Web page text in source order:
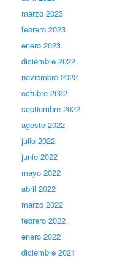
marzo 2023
febrero 2023
enero 2023
diciembre 2022
noviembre 2022
octubre 2022
septiembre 2022
agosto 2022
julio 2022
junio 2022
mayo 2022
abril 2022
marzo 2022
febrero 2022
enero 2022
diciembre 2021